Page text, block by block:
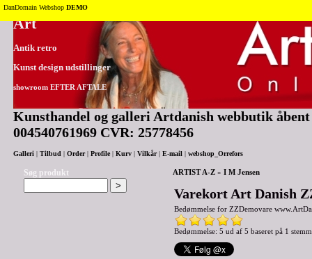
Tilbage til toppen
Art
Antik retro
Kunst design udstillinger
showroom EFTER AFTALE
Kunsthandel og galleri Artdanish webbutik
004540761969 CVR: 25778456
Galleri Tilbud Order| Profile| Kurv Vilkår| E-mail webshop_Orrefors
Søg produkt ARTIST A-Z » I M Jensen
Varekort Art Danish
Bedømmelse for ZZDemovare
Bedømmelse: 5 ud af 5 baseret på 1
DanDomain Webshop DEMO